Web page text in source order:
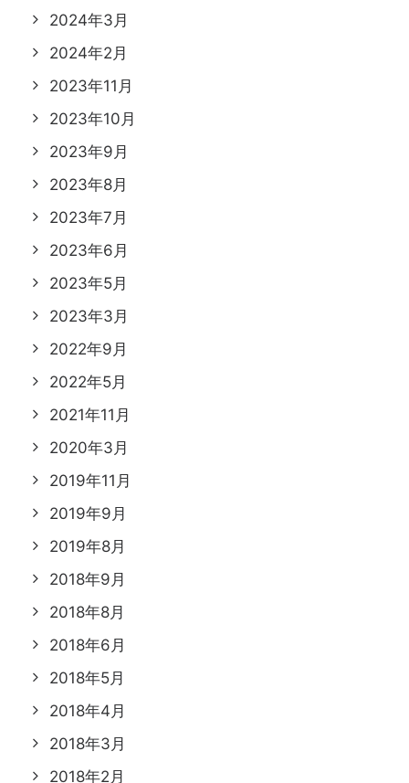
2024年3月
2024年2月
2023年11月
2023年10月
2023年9月
2023年8月
2023年7月
2023年6月
2023年5月
2023年3月
2022年9月
2022年5月
2021年11月
2020年3月
2019年11月
2019年9月
2019年8月
2018年9月
2018年8月
2018年6月
2018年5月
2018年4月
2018年3月
2018年2月